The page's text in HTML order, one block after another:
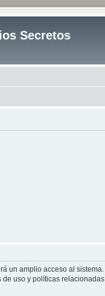
Secretos
un amplio acceso al
uso y políticas